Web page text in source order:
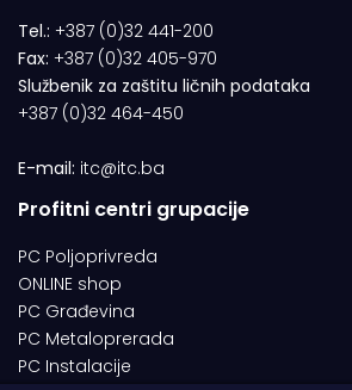
Tel.: +387 (0)32 441-200
Fax: +387 (0)32 405-970
Službenik za zaštitu ličnih podataka
+387 (0)32 464-450
E-mail: itc@itc.ba
Profitni centri grupacije
PC Poljoprivreda
ONLINE shop
PC Građevina
PC Metaloprerada
PC Instalacije